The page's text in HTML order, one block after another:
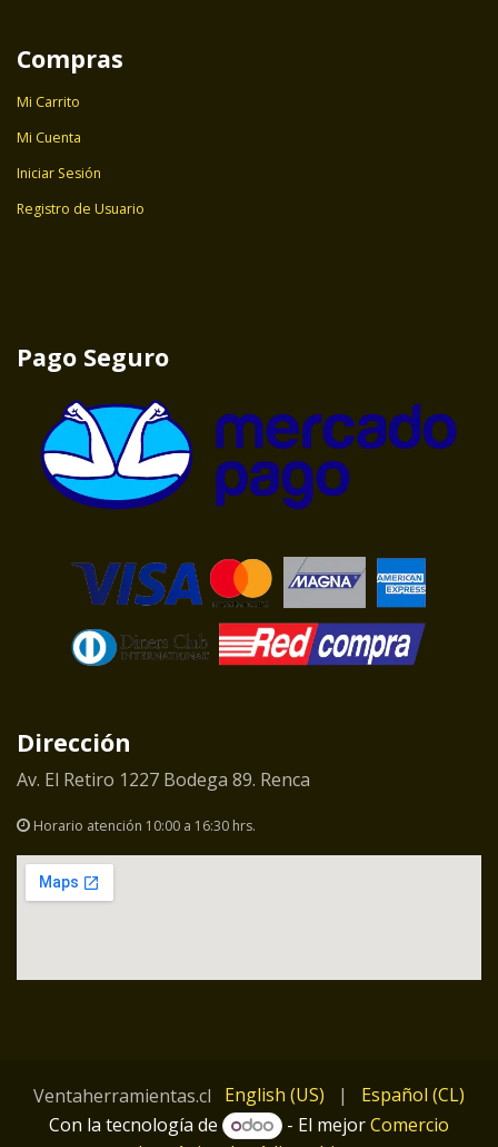
Compras
Mi Carrito
Mi Cuenta
Iniciar Sesión
Registro de Usuario
Pago Seguro
Dirección
Av. El Retiro 1227 Bodega 89. Renca
Horario atención 10:00 a 16:30 hrs.
Ventaherramientas.cl English (US) |
Español (CL)
Con la tecnología de
- El mejorComercio